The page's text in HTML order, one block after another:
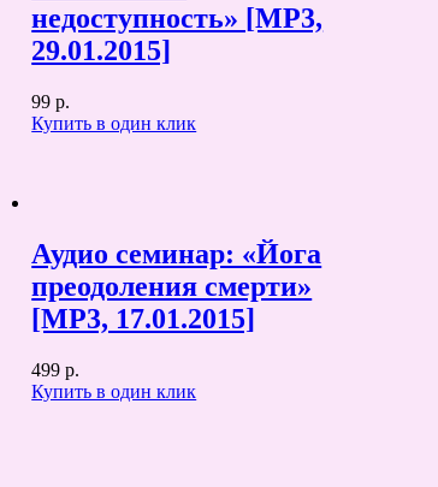
недоступность» [MP3,
29.01.2015]
99 р.
Купить в один клик
Аудио семинар: «Йога
преодоления смерти»
[MP3, 17.01.2015]
499 р.
Купить в один клик